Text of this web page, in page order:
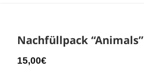
Nachfüllpack “Animals”
15,00€